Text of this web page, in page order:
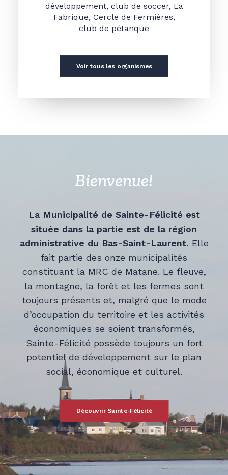
développement, club de soccer, La
Fabrique, Cercle de Fermières,
club de pétanque
Voir tous les organismes
Bienvenue!
La Municipalité de Sainte-Félicité est
située dans la partie est de la région
administrative du Bas-Saint-Laurent. Elle
fait partie des onze municipalités
constituant la MRC de Matane. Le fleuve,
la montagne, la forêt et les fermes sont
toujours présents et, malgré que le mode
d’occupation du territoire et les activités
économiques se soient transformés,
Sainte-Félicité possède toujours un fort
potentiel de développement sur le plan
social, économique et culturel.
Découvrir Sainte-Félicité